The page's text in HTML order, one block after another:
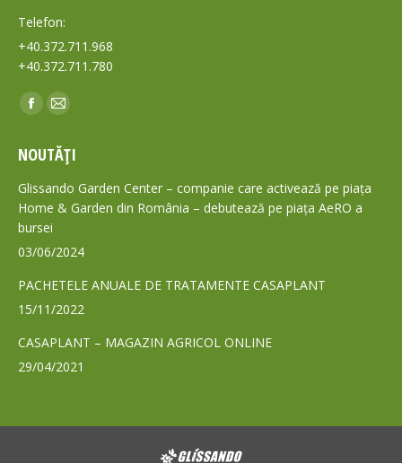
Telefon:
+40.372.711.968
+40.372.711.780
Find us on:
Facebook
opens
in
new
window
Mail
opens
in
new
NOUTĂȚI
Glissando Garden Center – companie care activează pe piața
Home & Garden din România – debutează pe piața AeRO a
bursei
03/06/2024
PACHETELE ANUALE DE TRATAMENTE CASAPLANT
15/11/2022
CASAPLANT – MAGAZIN AGRICOL ONLINE
29/04/2021